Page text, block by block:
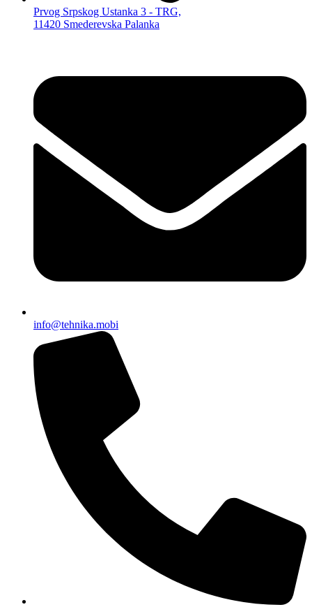
ELEKTRONSKE CIGARETE
UMBRELA
Prvog Srpskog Ustanka 3 - TRG,
11420 Smederevska Palanka
info@tehnika.mobi